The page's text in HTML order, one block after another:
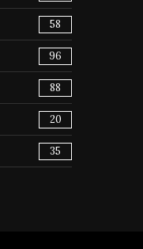
58
96
88
20
35